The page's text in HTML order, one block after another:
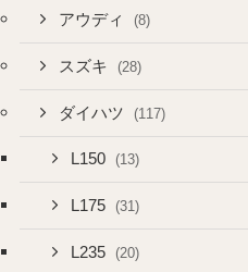
アウディ (8)
スズキ (28)
ダイハツ (117)
L150 (13)
L175 (31)
L235 (20)